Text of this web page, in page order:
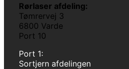
Rørlaser afdeling:
Tømrervej 3
6800 Varde
Port 10
Port 1:
Sortjern afdelingen